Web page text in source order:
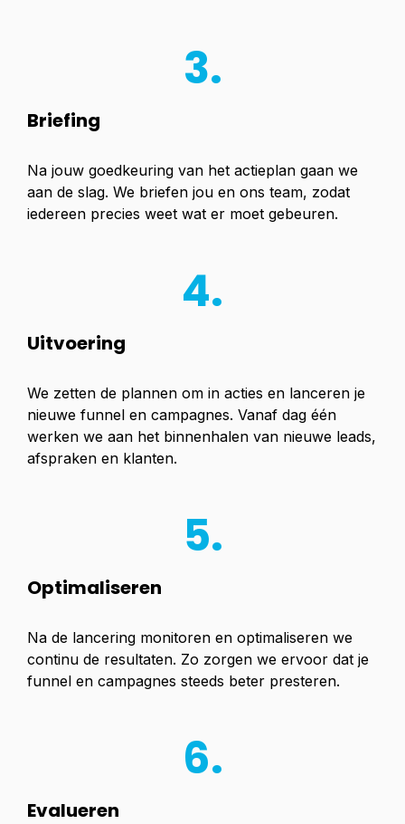
3.
Briefing
Na jouw goedkeuring van het actieplan gaan we
aan de slag. We briefen jou en ons team, zodat
iedereen precies weet wat er moet gebeuren.
4.
Uitvoering
We zetten de plannen om in acties en lanceren je
nieuwe funnel en campagnes. Vanaf dag één
werken we aan het binnenhalen van nieuwe leads,
afspraken en klanten.
5.
Optimaliseren
Na de lancering monitoren en optimaliseren we
continu de resultaten. Zo zorgen we ervoor dat je
funnel en campagnes steeds beter presteren.
6.
Evalueren